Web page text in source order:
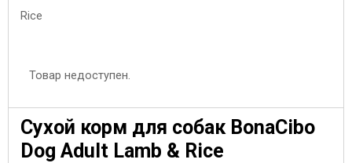
Товар недоступен.
Сухой корм для собак BonaCibo
Dog Adult Lamb & Rice